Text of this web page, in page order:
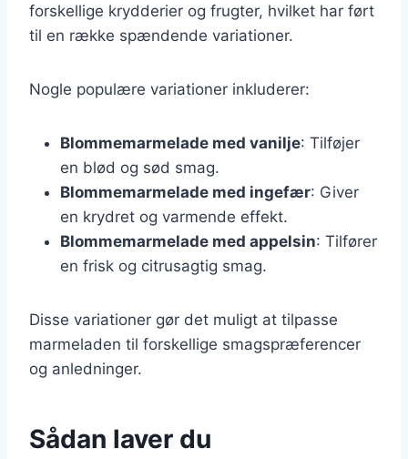
forskellige krydderier og frugter, hvilket har ført
til en række spændende variationer.
Nogle populære variationer inkluderer:
Blommemarmelade med vanilje: Tilføjer
en blød og sød smag.
Blommemarmelade med ingefær: Giver
en krydret og varmende effekt.
Blommemarmelade med appelsin: Tilfører
en frisk og citrusagtig smag.
Disse variationer gør det muligt at tilpasse
marmeladen til forskellige smagspræferencer
og anledninger.
Sådan laver du